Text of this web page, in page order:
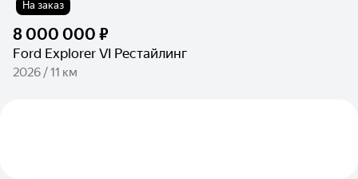
На заказ
8 000 000 ₽
Ford Explorer VI Рестайлинг
2026 / 11 км